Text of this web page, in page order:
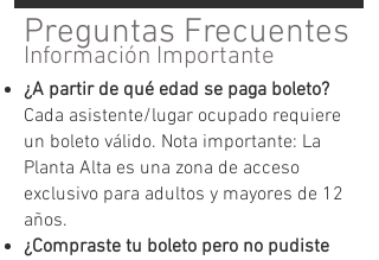
Preguntas Frecuentes
Información Importante
¿A partir de qué edad se paga boleto?
Cada asistente/lugar ocupado requiere
un boleto válido. Nota importante: La
Planta Alta es una zona de acceso
exclusivo para adultos y mayores de 12
años.
¿Compraste tu boleto pero no pudiste